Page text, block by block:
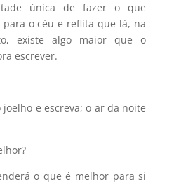
única de fazer o que
para o céu e reflita que lá, na
existe algo maior que o
escrever.
joelho e escreva; o ar da noite
o que é melhor para si